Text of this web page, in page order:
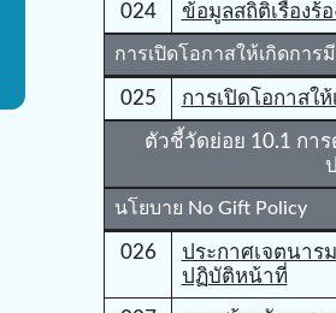
024 ข้อมูลสถิติเรื่องร้
การเปิดโอกาสให้เกิดการ
025 การเปิดโอกาสใ
ตัวชี้วัดย่อย 10.1 กา
นโยบาย No Gift Policy
026
ประกาศเจตนาร
ปฏิบัติหน้าที่